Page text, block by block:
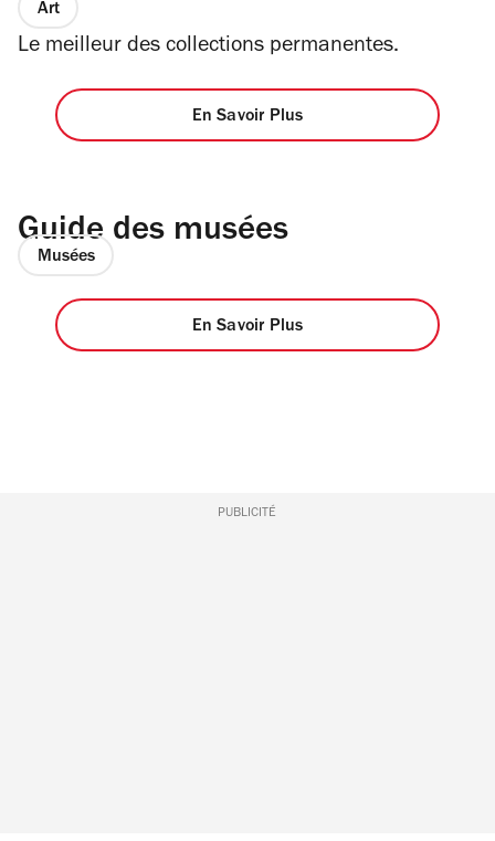
Art
Le meilleur des collections permanentes.
En Savoir Plus
Guide des musées
Musées
En Savoir Plus
PUBLICITÉ